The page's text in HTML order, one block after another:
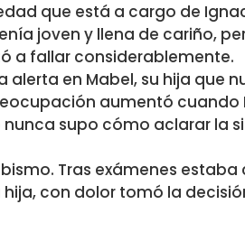
que está a cargo de
joven y llena de cariño,
a fallar considerablemente.
en Mabel, su hija que
aumentó cuando
supo cómo aclarar la
Tras exámenes estaba
con dolor tomó la